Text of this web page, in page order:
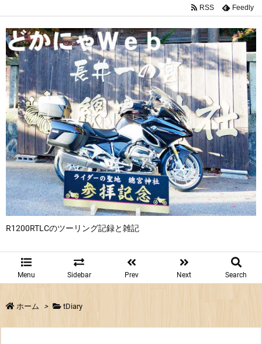
R1200RTLCのツーリング記録と雑記
Menu Sidebar Prev Next Search
RSS Feedly
ホーム > tDiary